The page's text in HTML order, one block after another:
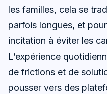
les familles, cela se
parfois longues, et
incitation à éviter les
L’expérience
de frictions et de
pousser vers des